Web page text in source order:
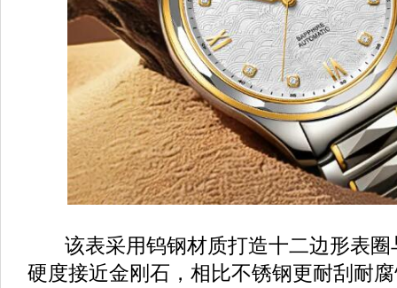
该表采用钨钢材质打造十二边形表圈
硬度接近金刚石，相比不锈钢更耐刮耐